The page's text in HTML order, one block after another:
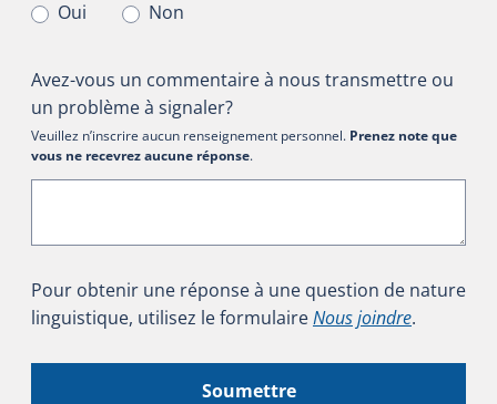
Oui
Non
Avez-vous un commentaire à nous transmettre ou
un problème à signaler?
Veuillez n’inscrire aucun renseignement personnel. Prenez note que
vous ne recevrez aucune réponse.
Pour obtenir une réponse à une question de nature
linguistique, utilisez le formulaireNous joindre.
Soumettre